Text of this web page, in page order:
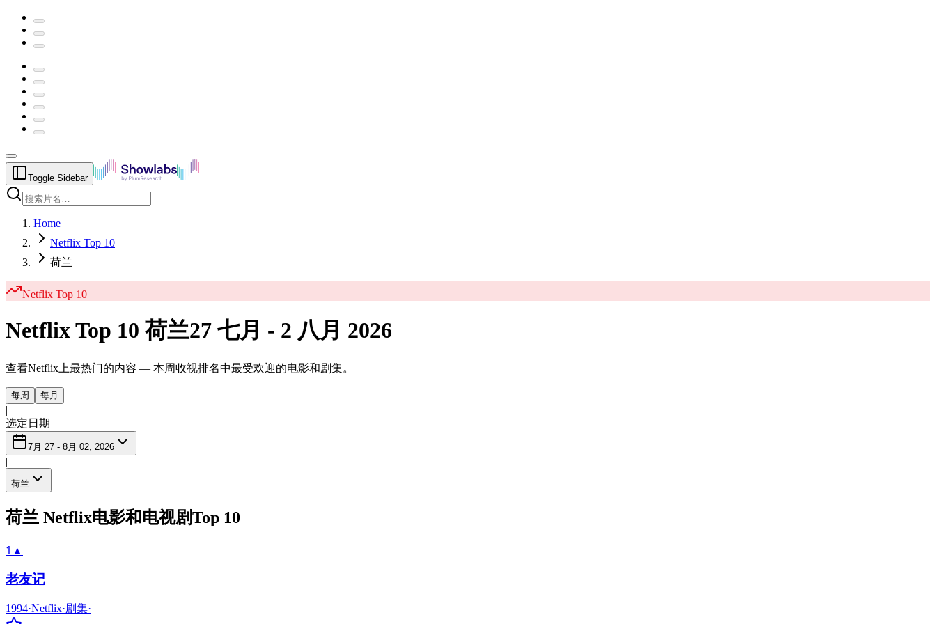
Toggle Sidebar
Home
Netflix Top 10
荷兰
Netflix Top 10
Netflix Top 10 荷兰27 七月 - 2 八月 2026
查看Netflix上最热门的内容 — 本周收视排名中最受欢迎的电影和剧集。
每周 每月
|
选定日期
7月 27 - 8月 02, 2026
|
荷兰
荷兰 Netflix电影和电视剧Top 10
1 ▲
老友记
1994·Netflix·剧集·